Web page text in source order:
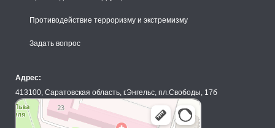
Противодействие терроризму и экстремизму
Задать вопрос
Адрес:
413100, Саратовская область, г.Энгельс, пл.Свободы, 17б